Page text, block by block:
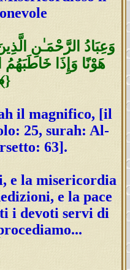
هَوْنًا وَإِذَا خَاطَبَهُمُ
il magnifico, [il
25, surah: Al-
63].
e la misericordia
e la pace
i devoti servi di